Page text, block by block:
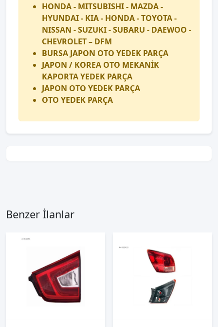
HONDA - MITSUBISHI - MAZDA -
HYUNDAI - KIA - HONDA - TOYOTA -
NISSAN - SUZUKI - SUBARU - DAEWOO -
CHEVROLET – DFM
BURSA JAPON OTO YEDEK PARÇA
JAPON / KOREA OTO MEKANİK
KAPORTA YEDEK PARÇA
JAPON OTO YEDEK PARÇA
OTO YEDEK PARÇA
Benzer İlanlar